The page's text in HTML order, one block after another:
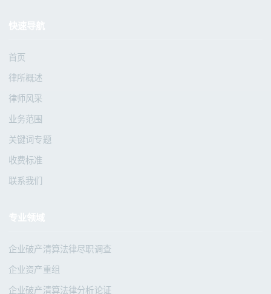
首页
律所概述
律师风采
业务范围
关键词专题
收费标准
联系我们
企业破产清算法律尽职调查
企业资产重组
企业破产清算法律分析论证